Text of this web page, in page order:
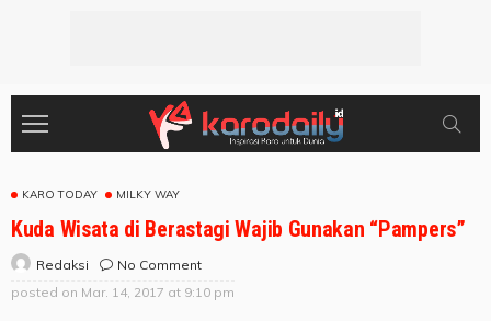
KARO TODAY MILKY WAY
Kuda Wisata di Berastagi Wajib Gunakan “Pampers”
Redaksi
No Comment
posted on Mar. 14, 2017 at 9:10 pm